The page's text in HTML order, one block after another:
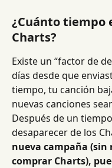
¿Cuánto tiempo
Charts?
Existe un “factor de
días desde que
tiempo, tu canción
nuevas canciones
Después de un
desaparecer de los
nueva campaña (sin
comprar Charts),